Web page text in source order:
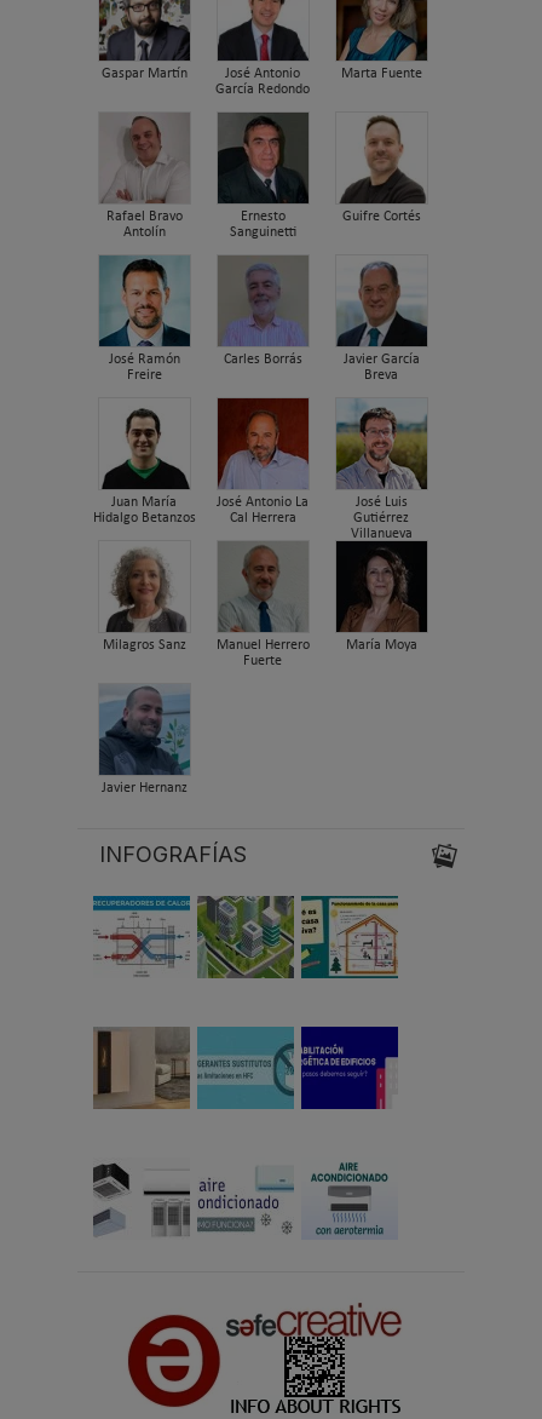
Gaspar Martín
José Antonio
García Redondo
Marta Fuente
Rafael Bravo
Antolín
Ernesto
Sanguinetti
Guifre Cortés
José Ramón
Freire
Carles Borrás
Javier García
Breva
Juan María
Hidalgo Betanzos
José Antonio La
Cal Herrera
José Luis
Gutiérrez
Villanueva
Milagros Sanz
Manuel Herrero
Fuerte
María Moya
Javier Hernanz
INFOGRAFÍAS